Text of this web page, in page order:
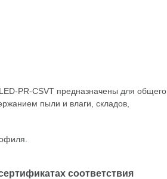
LED-PR-CSVT предназначены для общего
пыли и влаги, складов,
соответствия